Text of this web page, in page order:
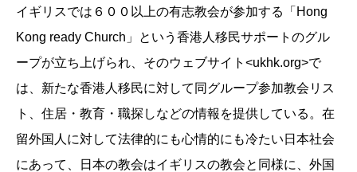
イギリスでは６００以上の有志教会が参加する「Hong
Kong ready Church」という香港人移民サポートのグル
ープが立ち上げられ、そのウェブサイト<ukhk.org>で
は、新たな香港人移民に対して同グループ参加教会リス
ト、住居・教育・職探しなどの情報を提供している。在
留外国人に対して法律的にも心情的にも冷たい日本社会
にあって、日本の教会はイギリスの教会と同様に、外国